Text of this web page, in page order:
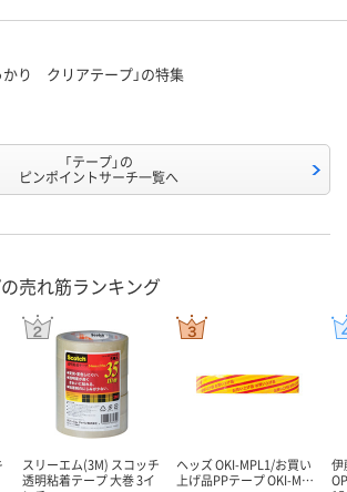
かり クリアテープ」の特集
「テープ」の
ピンポイントサーチ一覧へ
売れ筋ランキング
スリーエム(3M) スコッチ
透明粘着テープ 大巻 3イ
ヘッズ OKI-MPL1/お買い
上げ品PPテープ OKI-M…
伊